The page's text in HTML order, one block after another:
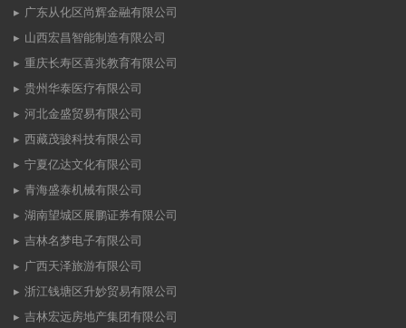
广东从化区尚辉金融有限公司
山西宏昌智能制造有限公司
重庆长寿区喜兆教育有限公司
贵州华泰医疗有限公司
河北金盛贸易有限公司
西藏茂骏科技有限公司
宁夏亿达文化有限公司
青海盛泰机械有限公司
湖南望城区展鹏证券有限公司
吉林名梦电子有限公司
广西天泽旅游有限公司
浙江钱塘区升妙贸易有限公司
吉林宏远房地产集团有限公司